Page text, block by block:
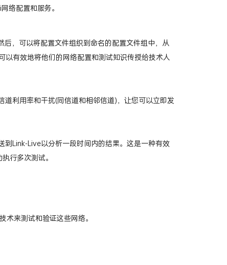
络配置和服务。
后，可以将配置文件组织到命名的配置文件组中，从
有效地将他们的网络配置和测试知识传授给技术人
利用率和干扰(同信道和相邻信道)，让您可以立即发
Link-Live以分析一段时间内的结果。这是一种有效
行多次测试。
来测试和验证这些网络。